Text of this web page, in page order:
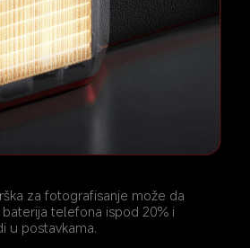
za fotografisanje može da
telefona ispod 20% i
u postavkama.